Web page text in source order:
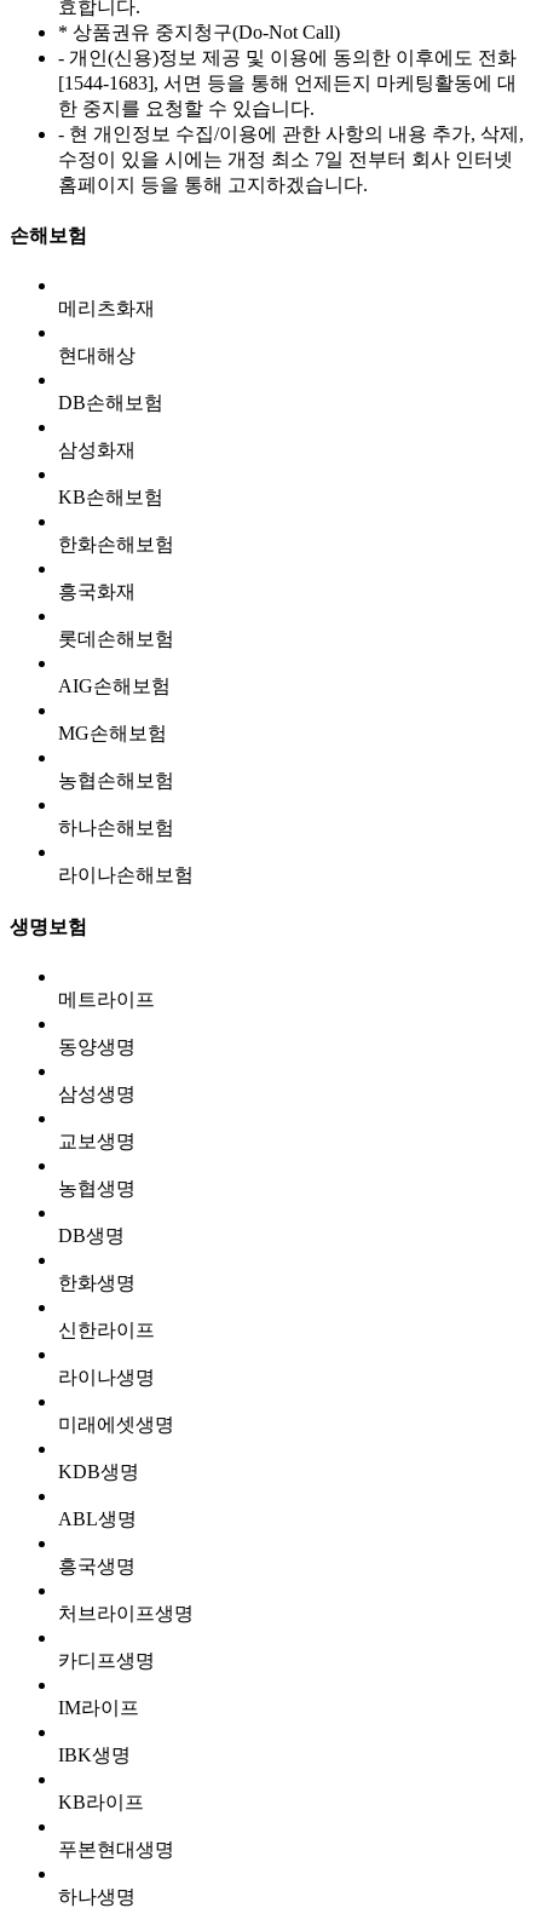
효합니다.
* 상품권유 중지청구(Do-Not Call)
- 개인(신용)정보 제공 및 이용에 동의한 이후에도 전화
[1544-1683], 서면 등을 통해 언제든지 마케팅활동에 대
한 중지를 요청할 수 있습니다.
- 현 개인정보 수집/이용에 관한 사항의 내용 추가, 삭제,
수정이 있을 시에는 개정 최소 7일 전부터 회사 인터넷
홈페이지 등을 통해 고지하겠습니다.
손해보험
메리츠화재
현대해상
DB손해보험
삼성화재
KB손해보험
한화손해보험
흥국화재
롯데손해보험
AIG손해보험
MG손해보험
농협손해보험
하나손해보험
라이나손해보험
생명보험
메트라이프
동양생명
삼성생명
교보생명
농협생명
DB생명
한화생명
신한라이프
라이나생명
미래에셋생명
KDB생명
ABL생명
흥국생명
처브라이프생명
카디프생명
IM라이프
IBK생명
KB라이프
푸본현대생명
하나생명